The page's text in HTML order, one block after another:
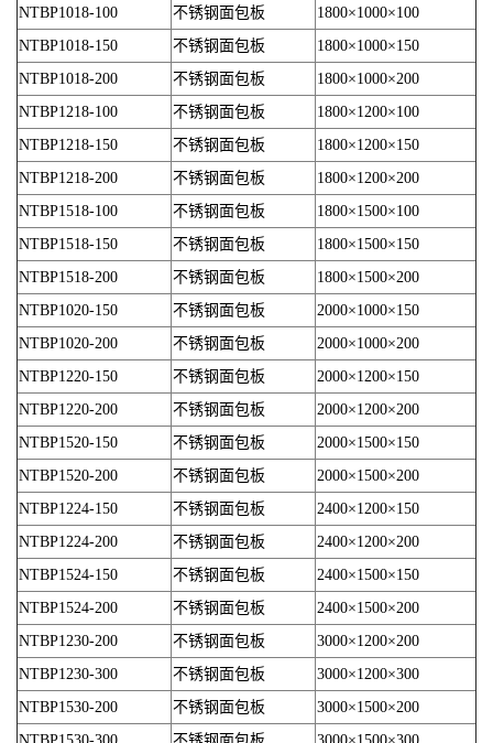
NTBP1018-100
不锈钢面包板
1800×1000×100
NTBP1018-150
不锈钢面包板
1800×1000×150
NTBP1018-200
不锈钢面包板
1800×1000×200
NTBP1218-100
不锈钢面包板
1800×1200×100
NTBP1218-150
不锈钢面包板
1800×1200×150
NTBP1218-200
不锈钢面包板
1800×1200×200
NTBP1518-100
不锈钢面包板
1800×1500×100
NTBP1518-150
不锈钢面包板
1800×1500×150
NTBP1518-200
不锈钢面包板
1800×1500×200
NTBP1020-150
不锈钢面包板
2000×1000×150
NTBP1020-200
不锈钢面包板
2000×1000×200
NTBP1220-150
不锈钢面包板
2000×1200×150
NTBP1220-200
不锈钢面包板
2000×1200×200
NTBP1520-150
不锈钢面包板
2000×1500×150
NTBP1520-200
不锈钢面包板
2000×1500×200
NTBP1224-150
不锈钢面包板
2400×1200×150
NTBP1224-200
不锈钢面包板
2400×1200×200
NTBP1524-150
不锈钢面包板
2400×1500×150
NTBP1524-200
不锈钢面包板
2400×1500×200
NTBP1230-200
不锈钢面包板
3000×1200×200
NTBP1230-300
不锈钢面包板
3000×1200×300
NTBP1530-200
不锈钢面包板
3000×1500×200